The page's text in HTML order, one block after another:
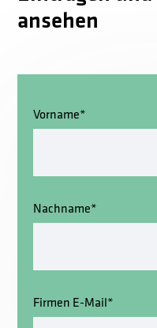
ansehen
Vorname*
Nachname*
Firmen E-Mail*